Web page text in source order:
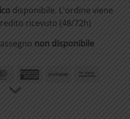
disponibile. L'ordine viene
ricevuto (48/72h)
non disponibile
MasterCardAmericanPostepay